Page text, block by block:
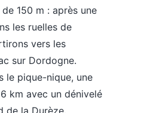
150 m : après une
les ruelles de
vers les
sur Dordogne.
le pique-nique, une
km avec un dénivelé
de la Durèze.